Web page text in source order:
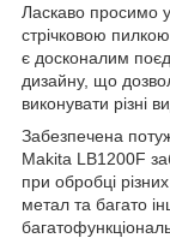
Ласкаво просимо у
стрічковою
є досконалим
дизайну, що
виконувати різні
Забезпечена
Makita LB1200F
при обробці
метал та багато